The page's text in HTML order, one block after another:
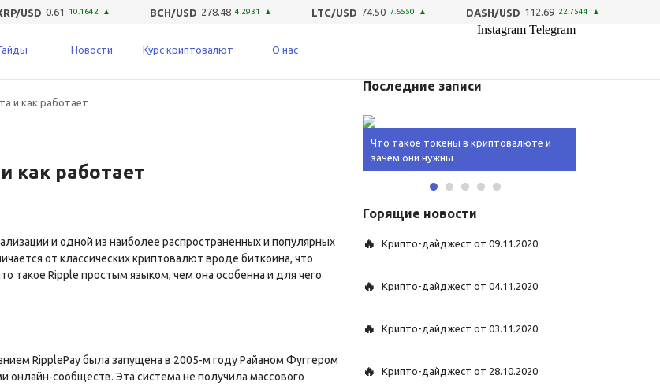
USD 0.61 10.1642 ▲ BCH/USD 278.48 4.2931 ▲ LTC/USD 74.50 7.6550 ▲ DASH/USD 112.69 22.7544 ▲
Новости Курс криптовалют О нас
Instagram Telegram
и как работает
как работает
и одной из наиболее распространенных и популярных
от классических криптовалют вроде биткоина, что
такое Ripple простым языком, чем она особенна и для чего
RipplePay была запущена в 2005-м году Райаном Фуггером
онлайн-сообществ. Эта система не получила массового
Последние записи
Что такое токены в криптовалюте и
зачем они нужны
Горящие новости
🔥 Крипто-дайджест от 09.11.2020
🔥 Крипто-дайджест от 04.11.2020
🔥 Крипто-дайджест от 03.11.2020
🔥 Крипто-дайджест от 28.10.2020